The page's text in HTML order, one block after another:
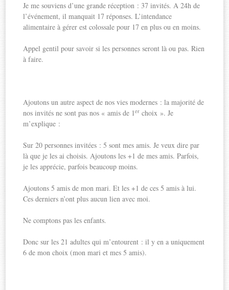
Je me souviens d’une grande réception : 37 invités. A 24h de
l’événement, il manquait 17 réponses. L’intendance
alimentaire à gérer est colossale pour 17 en plus ou en moins.
Appel gentil pour savoir si les personnes seront là ou pas. Rien
à faire.
Ajoutons un autre aspect de nos vies modernes : la majorité de
nos invités ne sont pas nos « amis de 1er choix ». Je
m’explique :
Sur 20 personnes invitées : 5 sont mes amis. Je veux dire par
là que je les ai choisis. Ajoutons les +1 de mes amis. Parfois,
je les apprécie, parfois beaucoup moins.
Ajoutons 5 amis de mon mari. Et les +1 de ces 5 amis à lui.
Ces derniers n’ont plus aucun lien avec moi.
Ne comptons pas les enfants.
Donc sur les 21 adultes qui m’entourent : il y en a uniquement
6 de mon choix (mon mari et mes 5 amis).